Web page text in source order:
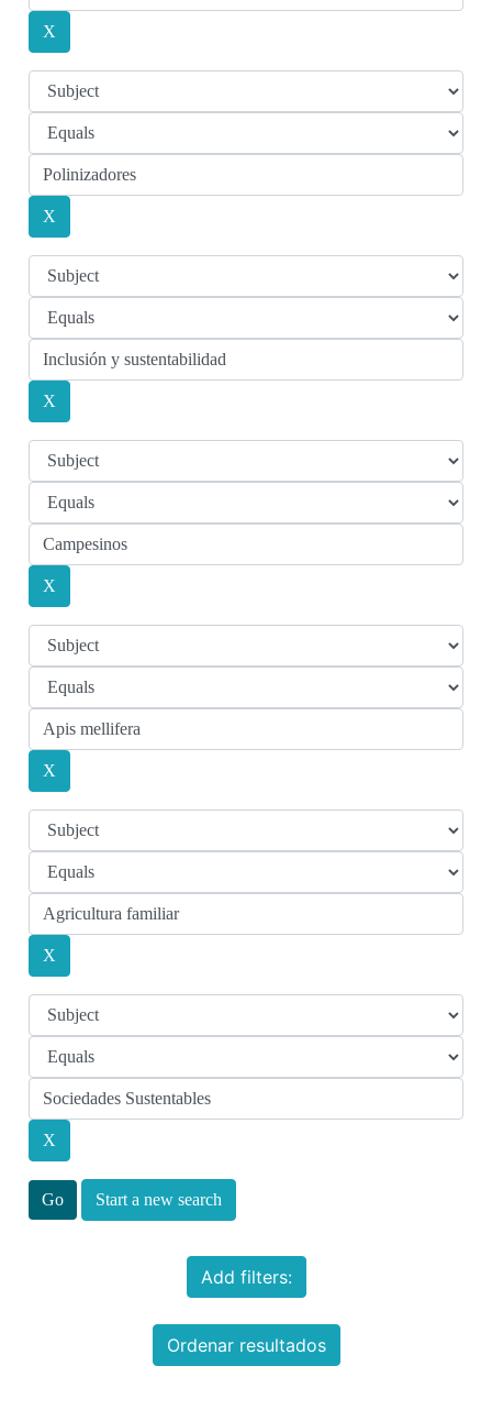
Start a new search
Add filters:
Ordenar resultados